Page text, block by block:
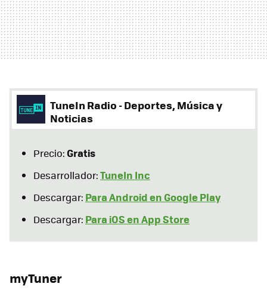
TuneIn Radio - Deportes, Música y
Noticias
Precio:Gratis
Desarrollador:TuneIn Inc
Descargar: Para Android en Google Play
Descargar: Para iOS en App Store
myTuner